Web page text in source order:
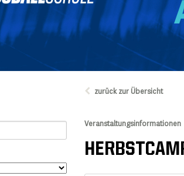
zurück zur Übersicht
Veranstaltungsinformationen